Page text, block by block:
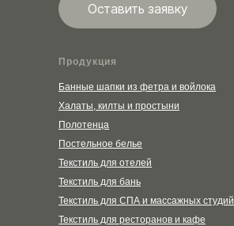
Продукция
Банные шапки из фетра и войлока
Халаты, килты и простыни
Полотенца
Постельное белье
Текстиль для отелей
Текстиль для бань
Текстиль для СПА и массажных студий
Текстиль для ресторанов и кафе
Оставить заявку